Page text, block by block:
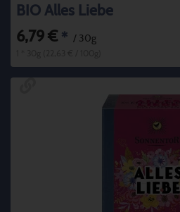
BIO Alles Liebe
6,79 € * / 30g